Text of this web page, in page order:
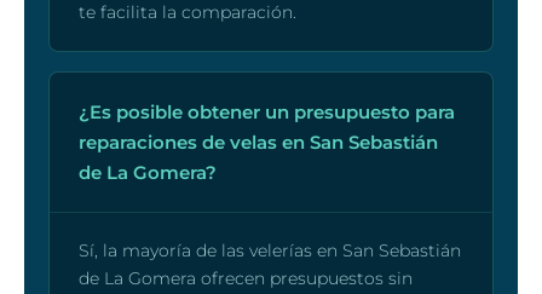
te facilita la comparación.
¿Es posible obtener un presupuesto para
reparaciones de velas en San Sebastián
de La Gomera?
Sí, la mayoría de las velerías en San Sebastián
de La Gomera ofrecen presupuestos sin